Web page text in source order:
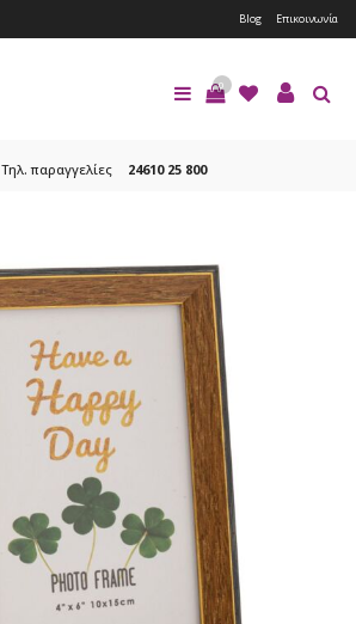
Blog Επικοινωνία
0
Τηλ. παραγγελίες 24610 25 800